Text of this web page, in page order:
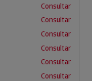
Consultar
Consultar
Consultar
Consultar
Consultar
Consultar